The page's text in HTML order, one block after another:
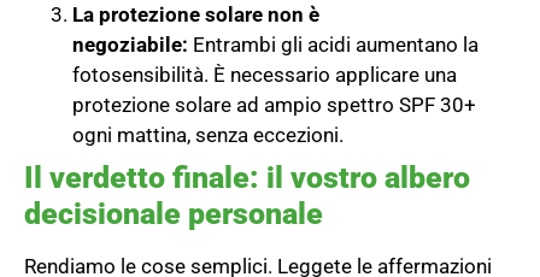
La protezione solare non è
negoziabile: Entrambi gli acidi aumentano la
fotosensibilità. È necessario applicare una
protezione solare ad ampio spettro SPF 30+
ogni mattina, senza eccezioni.
Il verdetto finale: il vostro albero
decisionale personale
Rendiamo le cose semplici. Leggete le affermazioni